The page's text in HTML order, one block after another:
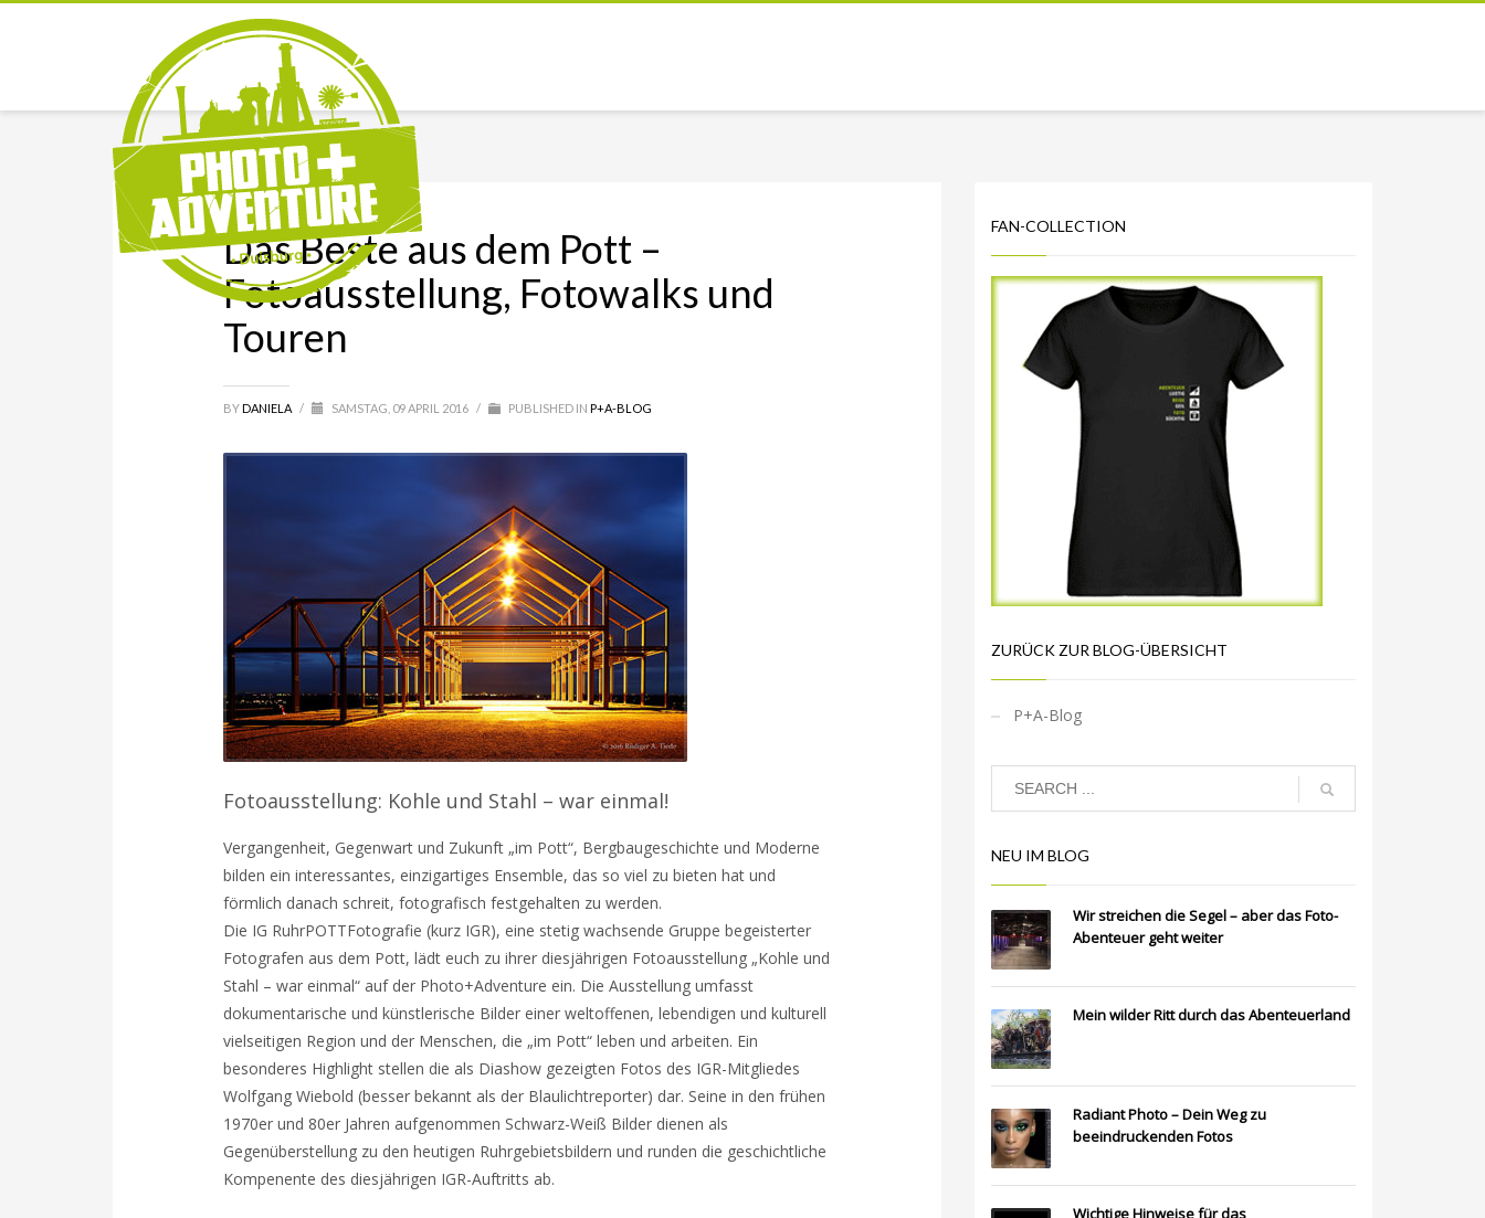
Das Beste aus dem Pott –
Fotoausstellung, Fotowalks und
Touren
BYDANIELA / SAMSTAG, 09 APRIL 2016 / PUBLISHED IN P+A-BLOG
Fotoausstellung: Kohle und Stahl – war einmal!
Vergangenheit, Gegenwart und Zukunft „im Pott“, Bergbaugeschichte und Moderne
bilden ein interessantes, einzigartiges Ensemble, das so viel zu bieten hat und
förmlich danach schreit, fotografisch festgehalten zu werden.
Die IG RuhrPOTTFotografie (kurz IGR), eine stetig wachsende Gruppe begeisterter
Fotografen aus dem Pott, lädt euch zu ihrer diesjährigen Fotoausstellung „Kohle und
Stahl – war einmal“ auf der Photo+Adventure ein. Die Ausstellung umfasst
dokumentarische und künstlerische Bilder einer weltoffenen, lebendigen und kulturell
vielseitigen Region und der Menschen, die „im Pott“ leben und arbeiten. Ein
besonderes Highlight stellen die als Diashow gezeigten Fotos des IGR-Mitgliedes
Wolfgang Wiebold (besser bekannt als der Blaulichtreporter) dar. Seine in den frühen
1970er und 80er Jahren aufgenommen Schwarz-Weiß Bilder dienen als
Gegenüberstellung zu den heutigen Ruhrgebietsbildern und runden die geschichtliche
Kompenente des diesjährigen IGR-Auftritts ab.
FAN-COLLECTION
ZURÜCK ZUR BLOG-ÜBERSICHT
P+A-Blog
NEU IM BLOG
Wir streichen die Segel – aber das Foto-
Abenteuer geht weiter
Mein wilder Ritt durch das Abenteuerland
Radiant Photo – Dein Weg zu
beeindruckenden Fotos
Wichtige Hinweise für das